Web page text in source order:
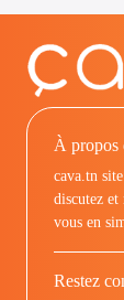
À propos
cava.tn
discutez et
vous en
Restez